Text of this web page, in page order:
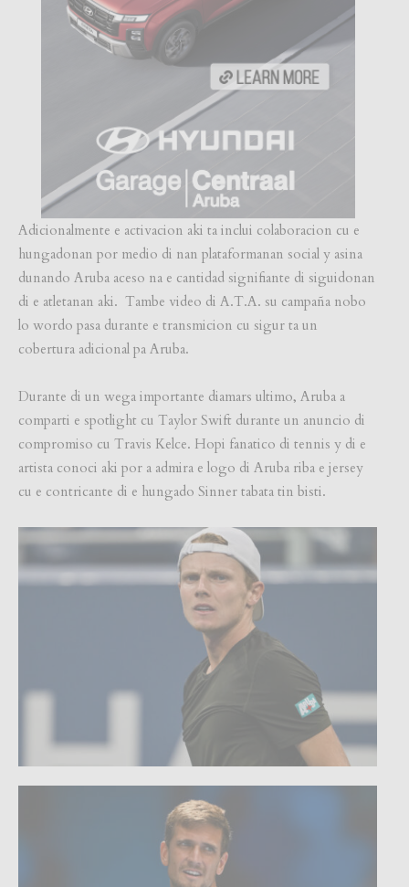
Adicionalmente e activacion aki ta inclui colaboracion cu e
hungadonan por medio di nan plataformanan social y asina
dunando Aruba aceso na e cantidad signifiante di siguidonan
di e atletanan aki. Tambe video di A.T.A. su campaña nobo
lo wordo pasa durante e transmicion cu sigur ta un
cobertura adicional pa Aruba.
Durante di un wega importante diamars ultimo, Aruba a
comparti e spotlight cu Taylor Swift durante un anuncio di
compromiso cu Travis Kelce. Hopi fanatico di tennis y di e
artista conoci aki por a admira e logo di Aruba riba e jersey
cu e contricante di e hungado Sinner tabata tin bisti.